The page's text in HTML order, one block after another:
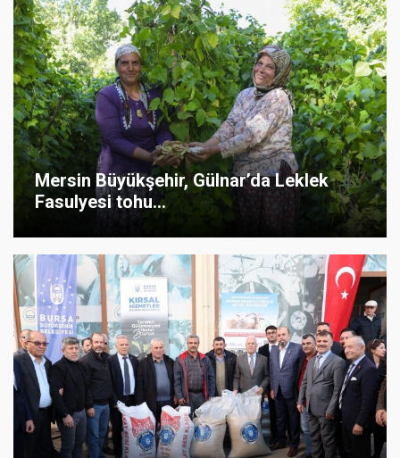
Mersin Büyükşehir, Gülnar’da Leklek
Fasulyesi tohu...